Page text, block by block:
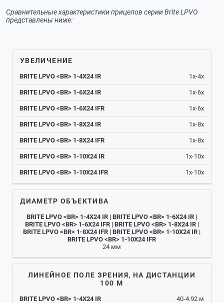
Сравнительные характеристики прицелов серии Brite LPVO
представлены ниже:
BRITE
1-
4X24
IR
BRITE
1-
6X24
IR
1-
6X24
IFR
8X24
8X24
1-
10X24
IR
УВЕЛИЧЕНИЕ
1х-4х
1х-6х
1х-6х
1х-8х
1х-8х
1х-10х
1х-10х
ДИАМЕТР ОБЪЕКТИВА
24 мм
ЛИНЕЙНОЕ ПОЛЕ ЗРЕНИЯ, НА ДИСТАНЦИИ
100 М
40-4.92 м